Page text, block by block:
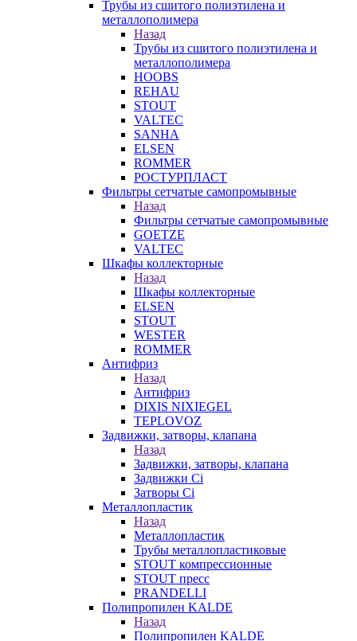
Трубы из сшитого полиэтилена и
металлополимера
Назад
Трубы из сшитого полиэтилена и
металлополимера
HOOBS
REHAU
STOUT
VALTEC
SANHA
ELSEN
ROMMER
РОСТУРПЛАСТ
Фильтры сетчатые самопромывные
Назад
Фильтры сетчатые самопромывные
GOETZE
VALTEC
Шкафы коллекторные
Назад
Шкафы коллекторные
ELSEN
STOUT
WESTER
ROMMER
Антифриз
Назад
Антифриз
DIXIS NIXIEGEL
TEPLOVOZ
Задвижки, затворы, клапана
Назад
Задвижки, затворы, клапана
Задвижки Ci
Затворы Ci
Металлопластик
Назад
Металлопластик
Трубы металлопластиковые
STOUT компрессионные
STOUT пресс
PRANDELLI
Полипропилен KALDE
Назад
Полипропилен KALDE